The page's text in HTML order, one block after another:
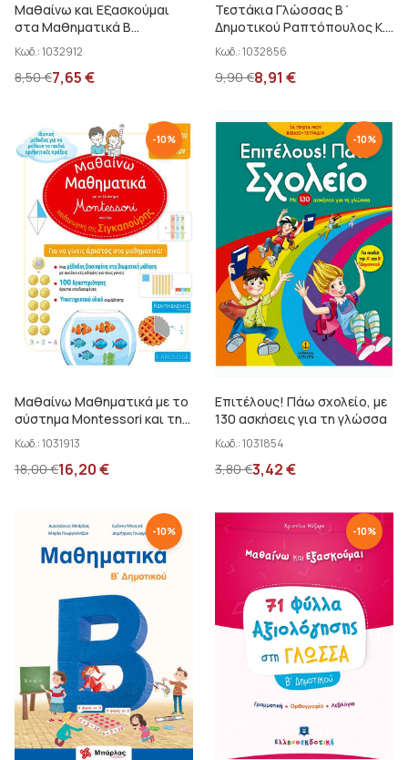
Μαθαίνω και Εξασκούμαι
στα Μαθηματικά Β
Δημοτικού Α τεύχος
Τσιριόπουλος Χαρ.
Κωδ.:1032912
8,50€7,65€
Τεστάκια Γλώσσας Β΄
Δημοτικού Ραπτόπουλος Κ.
-...
Κωδ.:1032856
9,90€8,91 €
-10%
Μαθαίνω Μαθηματικά με το
σύστημα Montessori και την
παιδαγωγική της
Σιγκαπούρης Β΄ Δημοτικού
Κωδ.:1031913
18,00€16,20€
-10%
Επιτέλους! Πάω σχολείο, με
130 ασκήσεις για τη γλώσσα
Κωδ.:1031854
3,80€3,42€
-10% -10%